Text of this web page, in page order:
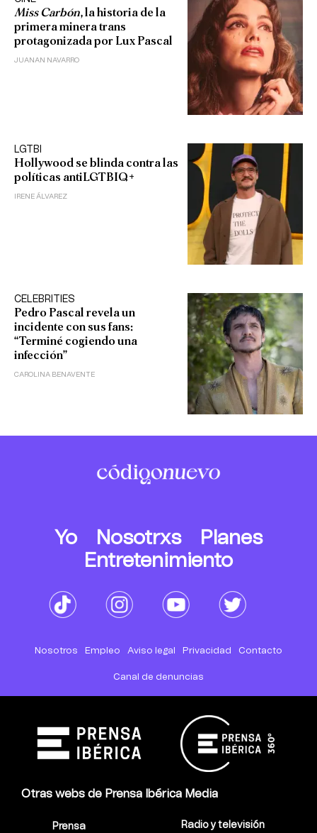
Miss Carbón, la historia de la
primera minera trans
protagonizada por Lux Pascal
JUANAN NAVARRO
LGTBI
Hollywood se blinda contra las
políticas antiLGTBIQ+
IRENE ÁLVAREZ
CELEBRITIES
Pedro Pascal revela un
incidente con sus fans:
“Terminé cogiendo una
infección”
CAROLINA BENAVENTE
Yo Nosotrxs
Planes
Entretenimiento
Nosotros Empleo Aviso legal Privacidad Contacto
Canal de denuncias
Otras webs de Prensa Ibérica Media
Prensa Radio y televisión